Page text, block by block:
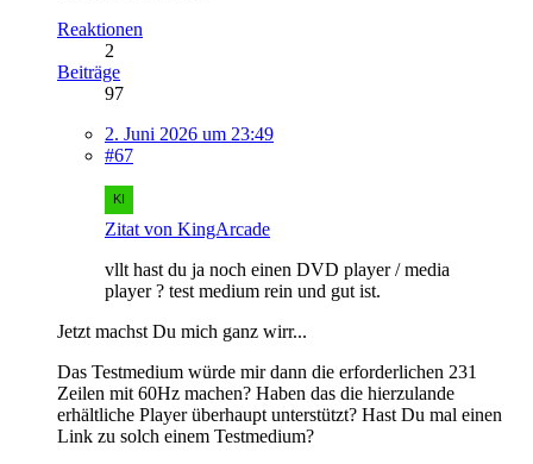
Reaktionen
2
Beiträge
97
2. Juni 2026 um 23:49
#67
Zitat von KingArcade
vllt hast du ja noch einen DVD player / media
player ? test medium rein und gut ist.
Jetzt machst Du mich ganz wirr...
Das Testmedium würde mir dann die erforderlichen 231
Zeilen mit 60Hz machen? Haben das die hierzulande
erhältliche Player überhaupt unterstützt? Hast Du mal einen
Link zu solch einem Testmedium?